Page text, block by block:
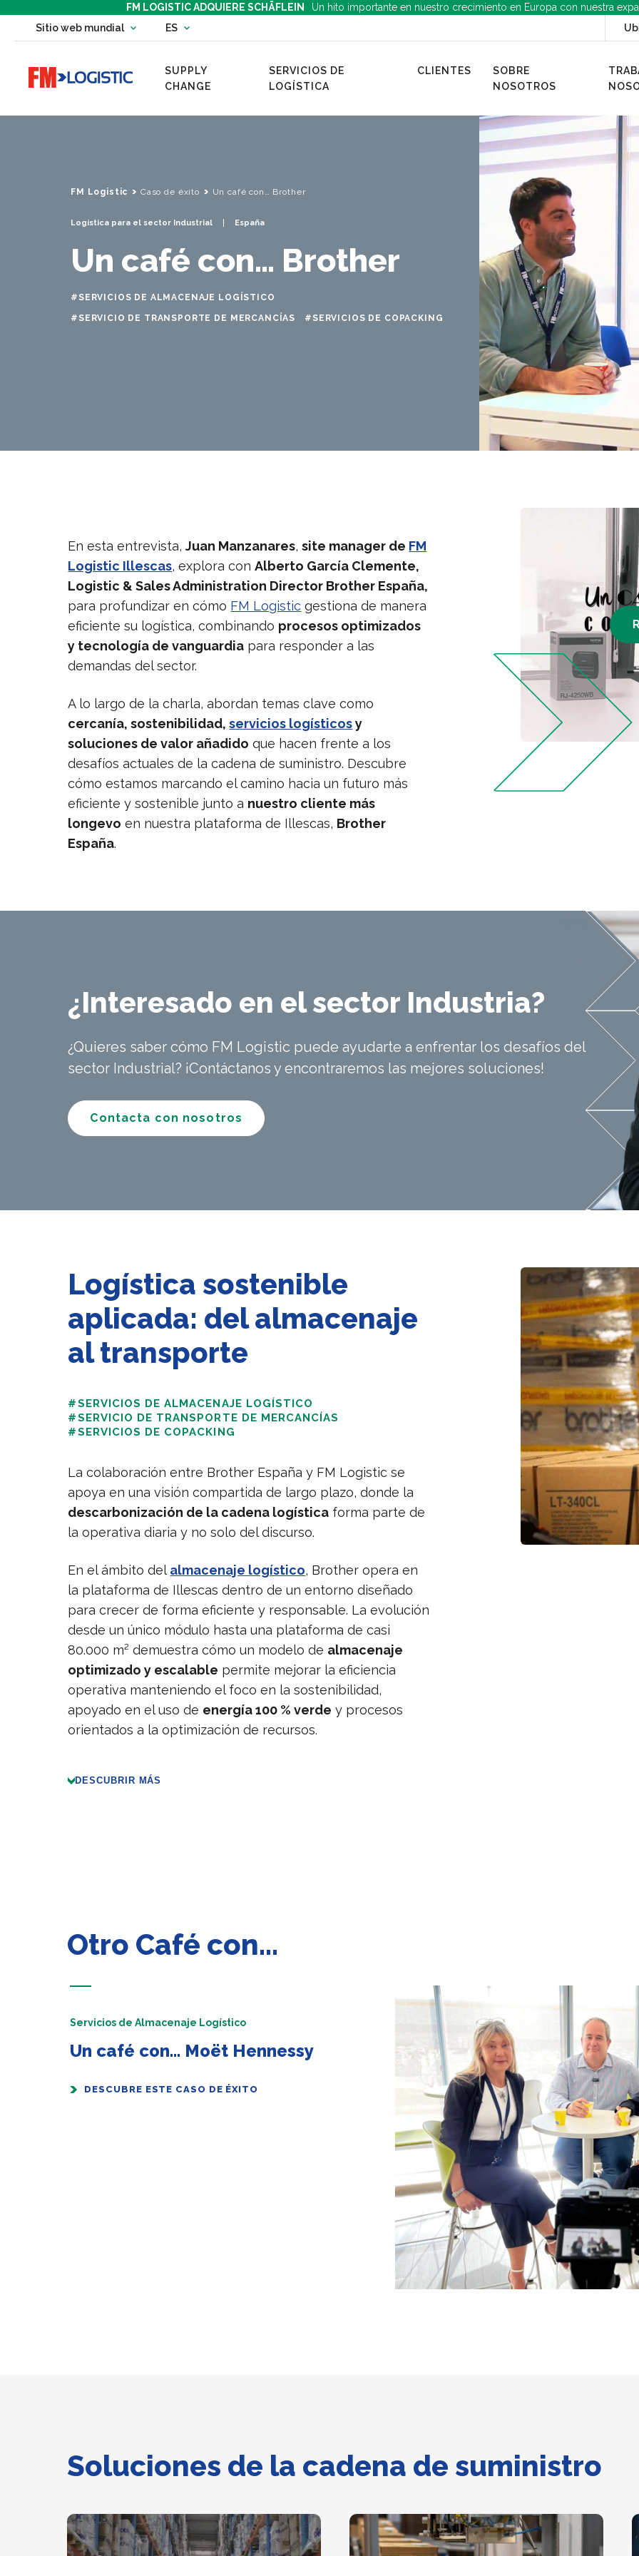
FM LOGISTIC ADQUIERE SCHÄFLEIN Un hito importante en nuestro crecimiento en Europa con nuestra
Sitio web mundial Change country website
ES
Change language
Go to home page
SUPPLY
CHANGE
SERVICIOS DE
LOGÍSTICA
CLIENTES
SOBRE
NOSOTROS
FM Logistic Caso de éxito Un café con… Brother
Logística para el sector Industrial España
Un café con… Brother
#SERVICIOS DE ALMACENAJE LOGÍSTICO
#SERVICIO DE TRANSPORTE DE MERCANCÍAS #SERVICIOS DE COPACKING
En esta entrevista,Juan Manzanares,site manager de FM
Logistic Illescas, explora conAlberto García Clemente,
Logistic & Sales Administration Director Brother España,
para profundizar en cómo FM Logistic gestiona de manera
eficiente su logística, combinando procesos optimizados
y tecnología de vanguardia para responder a las
demandas del sector.
A lo largo de la charla, abordan temas clave como
cercanía, sostenibilidad,servicios logísticosy
soluciones de valor añadido que hacen frente a los
desafíos actuales de la cadena de suministro. Descubre
cómo estamos marcando el camino hacia un futuro más
eficiente y sostenible junto a nuestro cliente más
longevo en nuestra plataforma de Illescas, Brother
España.
¿Interesado en el sector Industria?
¿Quieres saber cómo FM Logistic puede ayudarte a enfrentar los desafíos del
sector Industrial? ¡Contáctanos y encontraremos las mejores soluciones!
Contacta con nosotros
Logística sostenible
aplicada: del almacenaje
al transporte
#SERVICIOS DE ALMACENAJE LOGÍSTICO
#SERVICIO DE TRANSPORTE DE MERCANCÍAS
#SERVICIOS DE COPACKING
La colaboración entre Brother España y FM Logistic se
apoya en una visión compartida de largo plazo, donde la
descarbonización de la cadena logística forma parte de
la operativa diaria y no solo del discurso.
En el ámbito delalmacenaje logístico, Brother opera en
la plataforma de Illescas dentro de un entorno diseñado
para crecer de forma eficiente y responsable. La evolución
desde un único módulo hasta una plataforma de casi
80.000 m² demuestra cómo un modelo de almacenaje
optimizado y escalable permite mejorar la eficiencia
operativa manteniendo el foco en la sostenibilidad,
apoyado en el uso de energía 100 % verde y procesos
orientados a la optimización de recursos.
DESCUBRIR MÁS
Otro Café con…
Servicios de Almacenaje Logístico
Un café con… Moët Hennessy
DESCUBRE ESTE CASO DE ÉXITO
Soluciones de la cadena de suministro